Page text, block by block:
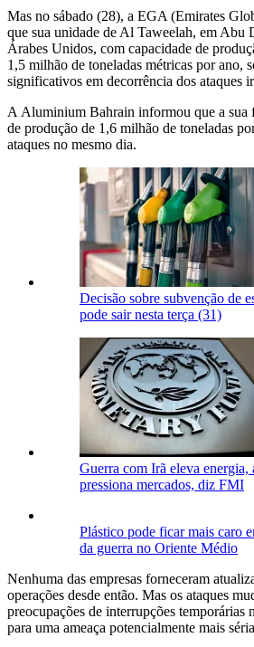
Mas no sábado (28), a EGA (Emirates
que sua unidade de Al Taweelah, em Abu
Árabes Unidos, com capacidade de
1,5 milhão de toneladas métricas por ano,
significativos em decorrência dos ataques
A Aluminium Bahrain informou que a sua
de produção de 1,6 milhão de toneladas
ataques no mesmo dia.
Decisão sobre subvenção de
pode sair nesta terça (31)
Guerra com Irã eleva energia,
pressiona mercados, diz FMI
Plástico pode ficar mais caro
da guerra no Oriente Médio
Nenhuma das empresas forneceram
operações desde então. Mas os ataques
preocupações de interrupções temporárias
para uma ameaça potencialmente mais